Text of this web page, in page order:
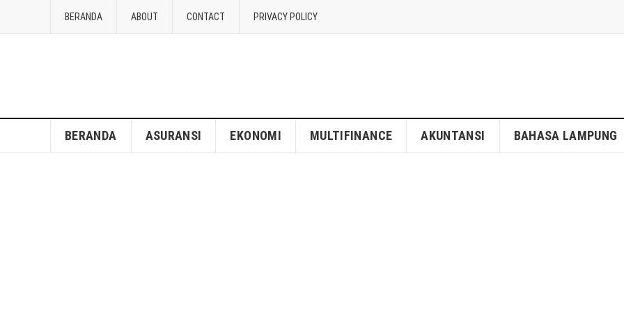
BERANDA ABOUT CONTACT PRIVACY POLICY
BERANDA ASURANSI EKONOMI MULTIFINANCE AKUNTANSI BAHASA LAMPUNG